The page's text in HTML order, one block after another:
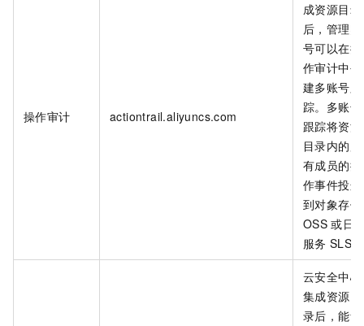
操作审计 actiontrail.aliyuncs.com
成资源目录
后，管理账
号可以在操
作审计中创
建多账号跟
踪。多账号
跟踪将资源
目录内的所
有成员的操
作事件投递
到对象存储
OSS 或日
服务 SLS。
云安全中心
集成资源目
录后，能够